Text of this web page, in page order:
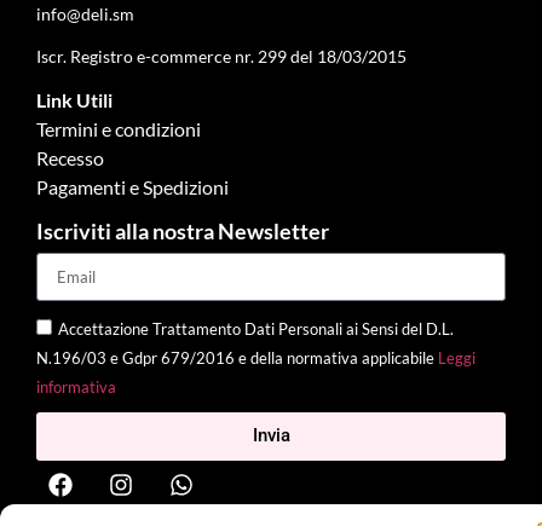
info@deli.sm
Iscr. Registro e-commerce nr. 299 del 18/03/2015
Link Utili
Termini e condizioni
Recesso
Pagamenti e Spedizioni
Iscriviti alla nostra Newsletter
Accettazione Trattamento Dati Personali ai Sensi del D.L.
N.196/03 e Gdpr 679/2016 e della normativa applicabile Leggi
informativa
Invia